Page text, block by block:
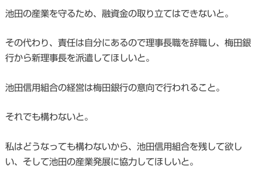
池田の産業を守るため、融資金の取り立てはできないと。
その代わり、責任は自分にあるので理事長職を辞職し、梅田銀
行から新理事長を派遣してほしいと。
池田信用組合の経営は梅田銀行の意向で行われること。
それでも構わないと。
私はどうなっても構わないから、池田信用組合を残して欲し
い、そして池田の産業発展に協力してほしいと。